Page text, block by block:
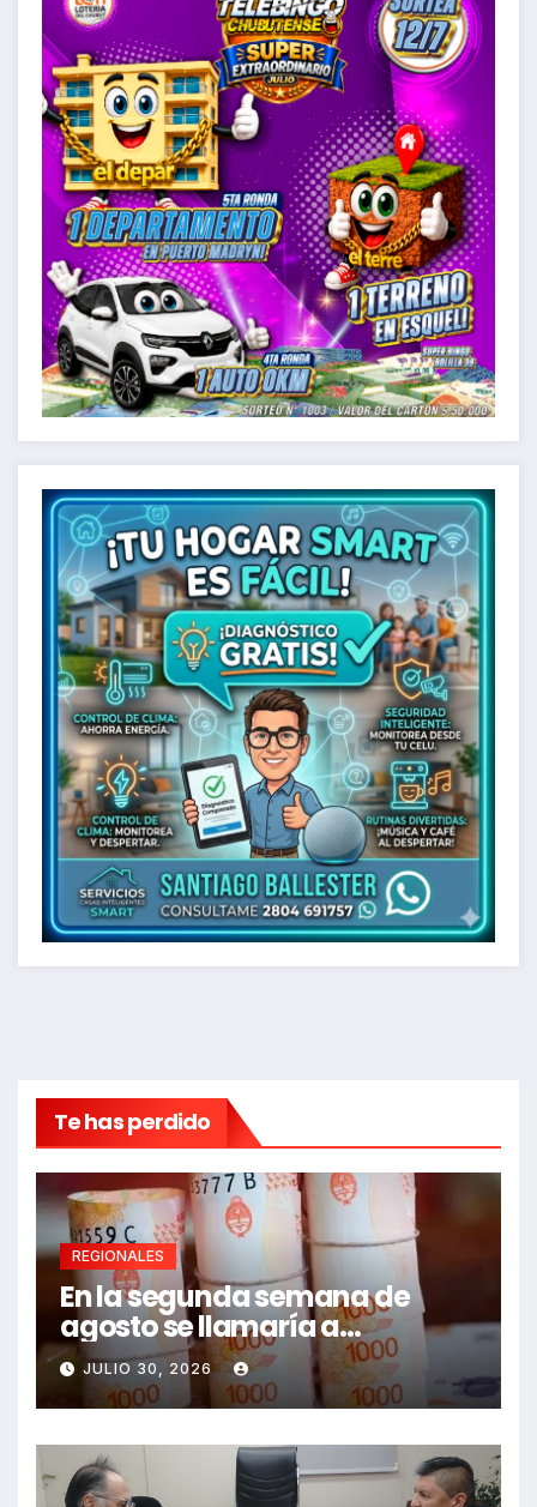
Te has perdido
REGIONALES
En la segunda semana de
agosto se llamaría a
paritarias
JULIO 30, 2026